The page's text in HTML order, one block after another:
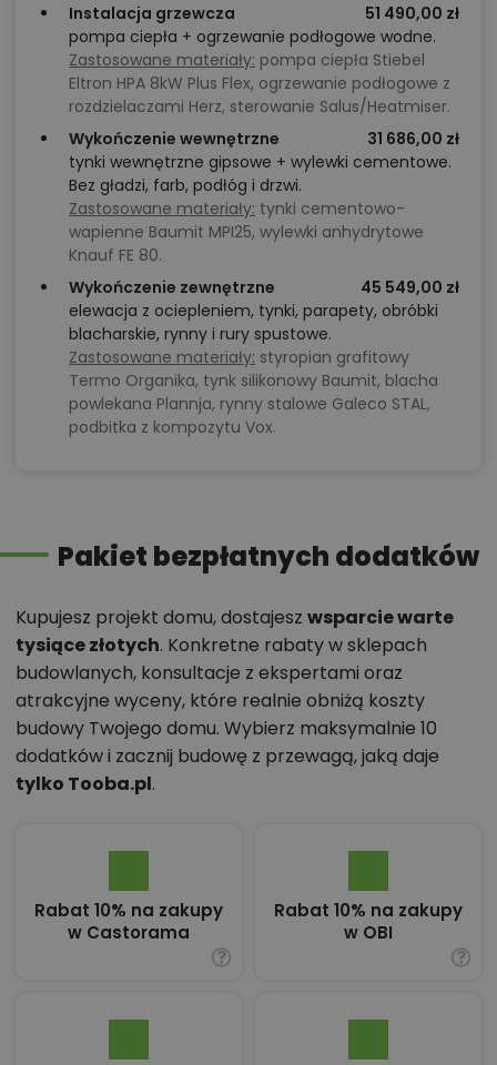
Instalacja grzewcza
51 490,00 zł
pompa ciepła + ogrzewanie podłogowe wodne.
Zastosowane materiały: pompa ciepła Stiebel
Eltron HPA 8kW Plus Flex, ogrzewanie podłogowe z
rozdzielaczami Herz, sterowanie Salus/Heatmiser.
Wykończenie wewnętrzne
31 686,00 zł
tynki wewnętrzne gipsowe + wylewki cementowe.
Bez gładzi, farb, podłóg i drzwi.
Zastosowane materiały: tynki cementowo-
wapienne Baumit MPI25, wylewki anhydrytowe
Knauf FE 80.
Wykończenie zewnętrzne
45 549,00 zł
elewacja z ociepleniem, tynki, parapety, obróbki
blacharskie, rynny i rury spustowe.
Zastosowane materiały: styropian grafitowy
Termo Organika, tynk silikonowy Baumit, blacha
powlekana Plannja, rynny stalowe Galeco STAL,
podbitka z kompozytu Vox.
Pakiet bezpłatnych dodatków
Kupujesz projekt domu, dostajesz wsparcie warte
tysiące złotych. Konkretne rabaty w sklepach
budowlanych, konsultacje z ekspertami oraz
atrakcyjne wyceny, które realnie obniżą koszty
budowy Twojego domu. Wybierz maksymalnie 10
dodatków i zacznij budowę z przewagą, jaką daje
tylko Tooba.pl.
Rabat 10% na zakupy
w Castorama
Rabat 10% na zakupy
w OBI